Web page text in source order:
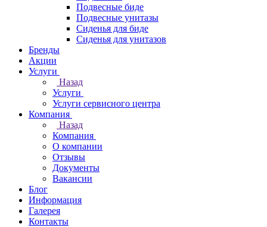
Подвесные биде
Подвесные унитазы
Сиденья для биде
Сиденья для унитазов
Бренды
Акции
Услуги
Назад
Услуги
Услуги сервисного центра
Компания
Назад
Компания
О компании
Отзывы
Документы
Вакансии
Блог
Информация
Галерея
Контакты